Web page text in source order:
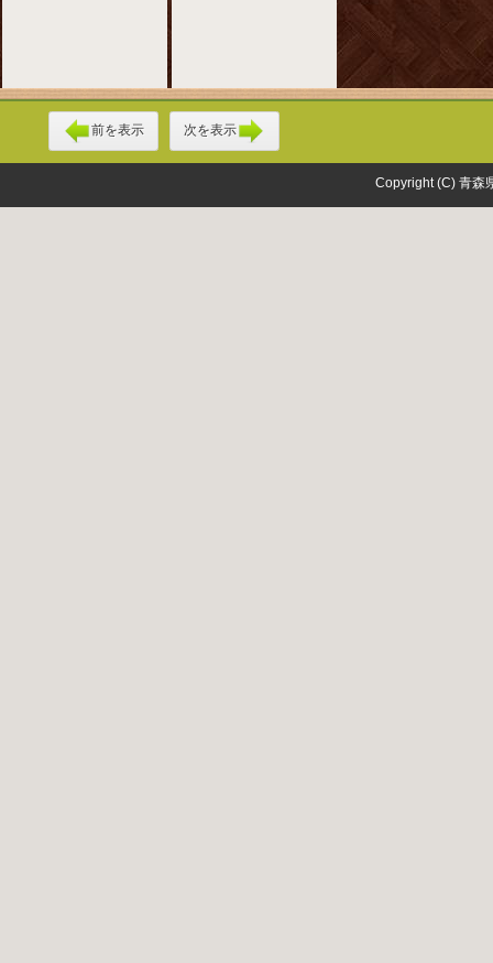
前を表示 次を表示
Copyright (C) 青森